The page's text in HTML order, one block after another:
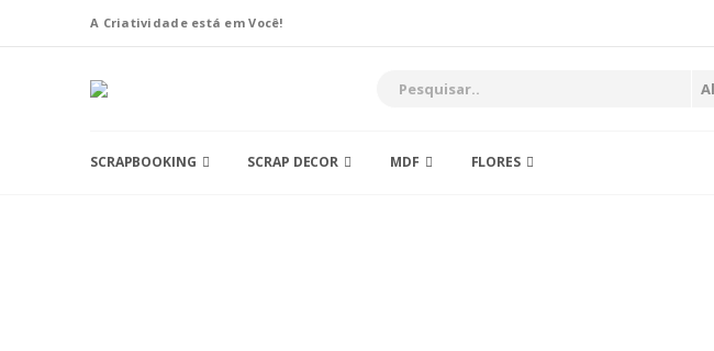
A Criatividade está em Você!
SCRAPBOOKING SCRAP DECOR MDF FLORES